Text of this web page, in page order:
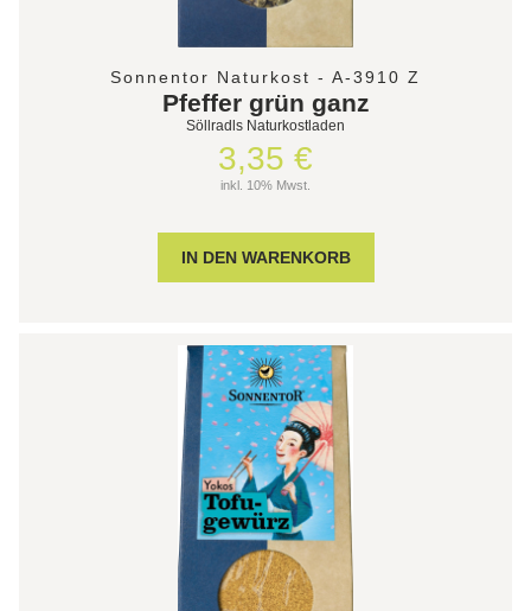
Sonnentor Naturkost - A-3910 Z
Pfeffer grün ganz
Söllradls Naturkostladen
3,35 €
inkl. 10% Mwst.